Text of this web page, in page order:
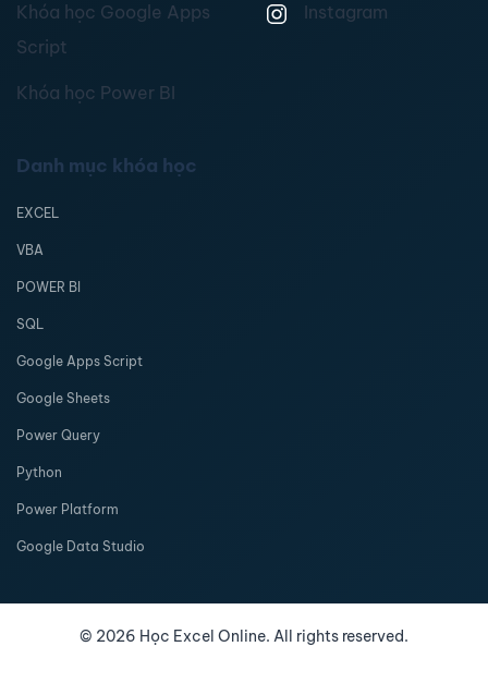
Khóa học Google Apps
Script
Khóa học Power BI
Instagram
Danh mục khóa học
EXCEL
VBA
POWER BI
SQL
Google Apps Script
Google Sheets
Power Query
Python
Power Platform
Google Data Studio
© 2026 Học Excel Online. All rights reserved.